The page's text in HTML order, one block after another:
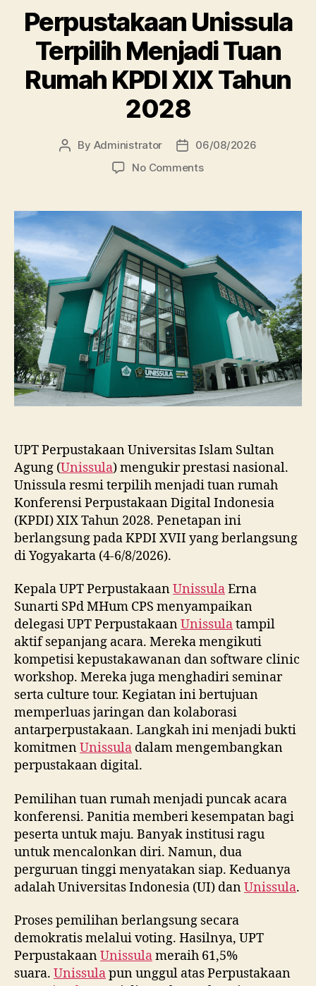
Perpustakaan Unissula
Terpilih Menjadi Tuan
Rumah KPDI XIX Tahun
2028
Post
By Administrator
Post
date
06/08/2026
No Commentson
Terpilih
Rumah
KPDI
XIX
Tahun
2028
UPT Perpustakaan Universitas Islam Sultan
Agung (Unissula) mengukir prestasi nasional.
Unissula resmi terpilih menjadi tuan rumah
Konferensi Perpustakaan Digital Indonesia
(KPDI) XIX Tahun 2028. Penetapan ini
berlangsung pada KPDI XVII yang berlangsung
di Yogyakarta (4-6/8/2026).
Kepala UPT PerpustakaanUnissulaErna
Sunarti SPd MHum CPS menyampaikan
delegasi UPT PerpustakaanUnissulatampil
aktif sepanjang acara. Mereka mengikuti
kompetisi kepustakawanan dan software clinic
workshop. Mereka juga menghadiri seminar
serta culture tour. Kegiatan ini bertujuan
memperluas jaringan dan kolaborasi
antarperpustakaan. Langkah ini menjadi bukti
komitmenUnissula dalam mengembangkan
perpustakaan digital.
Pemilihan tuan rumah menjadi puncak acara
konferensi. Panitia memberi kesempatan bagi
peserta untuk maju. Banyak institusi ragu
untuk mencalonkan diri. Namun, dua
perguruan tinggi menyatakan siap. Keduanya
adalah Universitas Indonesia (UI) danUnissula.
Proses pemilihan berlangsung secara
demokratis melalui voting. Hasilnya, UPT
PerpustakaanUnissulameraih 61,5%
suara. Unissulapun unggul atas Perpustakaan